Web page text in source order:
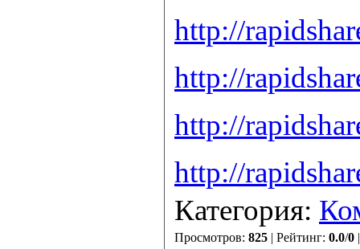
http://
http://
http://
http://
Категория:
Просмотров: 825 | Рейтинг: 0.0/0